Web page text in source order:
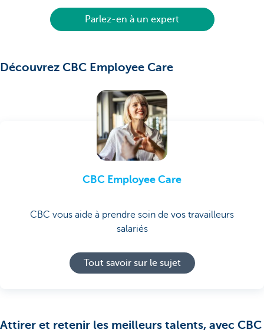
Parlez-en à un expert
Découvrez CBC Employee Care
CBC Employee Care
CBC vous aide à prendre soin de vos travailleurs
salariés
Tout savoir sur le sujet
Attirer et retenir les meilleurs talents, avec CBC